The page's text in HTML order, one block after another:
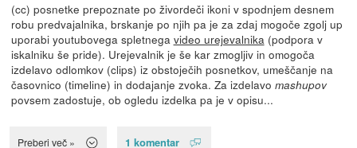
(cc) posnetke prepoznate po živordeči ikoni v spodnjem desnem
robu predvajalnika, brskanje po njih pa je za zdaj mogoče zgolj up
uporabi youtubovega spletnega video urejevalnika(podpora v
iskalniku še pride). Urejevalnik je še kar zmogljiv in omogoča
izdelavo odlomkov (clips) iz obstoječih posnetkov, umeščanje na
časovnico (timeline) in dodajanje zvoka. Za izdelavo mashupov
povsem zadostuje, ob ogledu izdelka pa je v opisu...
Preberi več » 1 komentar